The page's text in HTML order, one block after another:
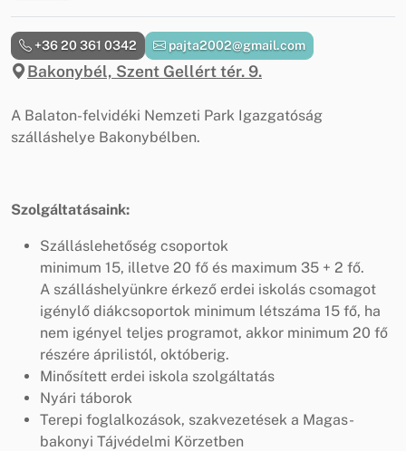
Bakonybél, Szent Gellért tér. 9.
+36 20 361 0342 pajta2002@gmail.com
A Balaton-felvidéki Nemzeti Park Igazgatóság
szálláshelye Bakonybélben.
Szolgáltatásaink:
Szálláslehetőség csoportok
minimum 15, illetve 20 fő és maximum 35 + 2 fő.
A szálláshelyünkre érkező erdei iskolás csomagot
igénylő diákcsoportok minimum létszáma 15 fő, ha
nem igényel teljes programot, akkor minimum 20 fő
részére áprilistól, októberig.
Minősített erdei iskola szolgáltatás
Nyári táborok
Terepi foglalkozások, szakvezetések a Magas-
bakonyi Tájvédelmi Körzetben